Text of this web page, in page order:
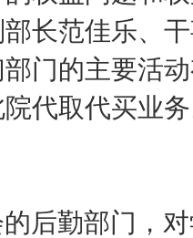
长范佳乐、
门的主要活
代取代买业
后勤部门，